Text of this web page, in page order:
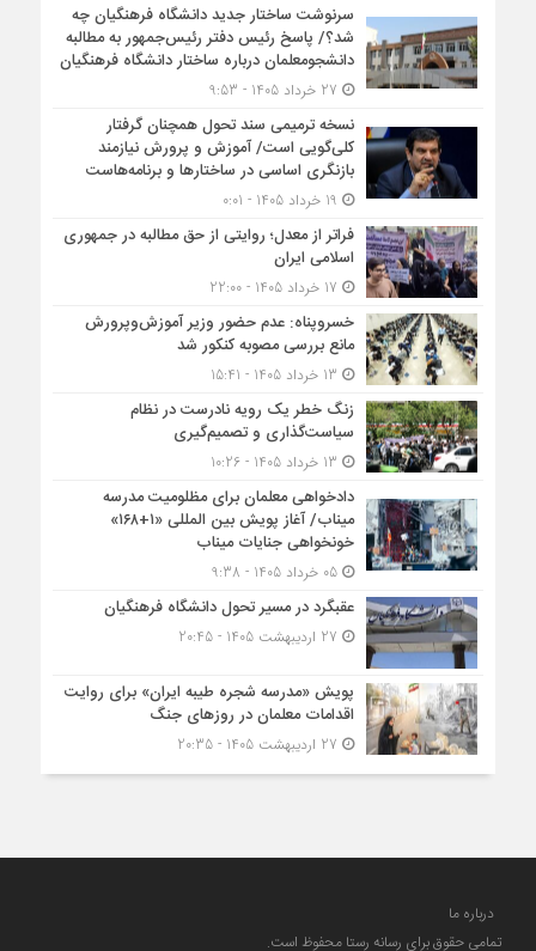
سرنوشت ساختار جدید دانشگاه فرهنگیان چه
شد؟/ پاسخ رئیس دفتر رئیس‌جمهور به مطالبه
دانشجومعلمان درباره ساختار دانشگاه فرهنگیان
نسخه ترمیمی سند تحول همچنان گرفتار
کلی‌گویی است/ آموزش و پرورش نیازمند
بازنگری اساسی در ساختارها و برنامه‌هاست
فراتر از معدل؛ روایتی از حق مطالبه در جمهوری
اسلامی ایران
خسروپناه: عدم حضور وزیر آموزش‌وپرورش
مانع بررسی مصوبه کنکور شد
زنگ خطر یک رویه نادرست در نظام
سیاست‌گذاری و تصمیم‌گیری
دادخواهی معلمان برای مظلومیت مدرسه
میناب/ آغاز پویش بین المللی «۱+۱۶۸»
خونخواهی جنایات میناب
05 خرداد 1405 - 9:38
عقبگرد در مسیر تحول دانشگاه فرهنگیان
پویش «مدرسه شجره طیبه ایران» برای روایت
اقدامات معلمان در روزهای جنگ
درباره ما
تمامی حقوق برای رسانه رستا محفوظ است.